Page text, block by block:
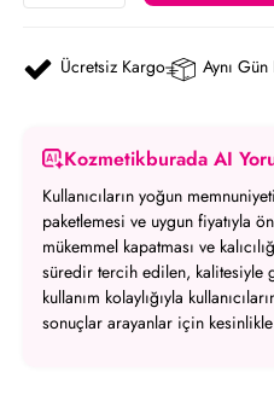
Ücretsiz Kargo Aynı
Kozmetikburada AI
Kullanıcıların yoğun
paketlemesi ve uygun fiyatıyla
mükemmel kapatması ve
süredir tercih edilen, kalitesiyle
kullanım kolaylığıyla
sonuçlar arayanlar için